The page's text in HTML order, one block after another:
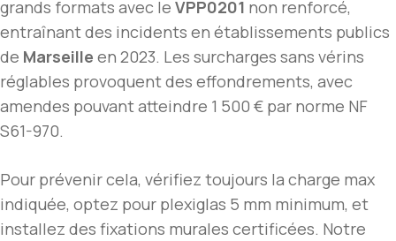
grands formats avec le VPP0201 non renforcé,
entraînant des incidents en établissements publics
de Marseille en 2023. Les surcharges sans vérins
réglables provoquent des effondrements, avec
amendes pouvant atteindre 1 500 € par norme NF
S61-970.
Pour prévenir cela, vérifiez toujours la charge max
indiquée, optez pour plexiglas 5 mm minimum, et
installez des fixations murales certificées. Notre